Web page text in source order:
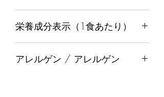
ン、ムオズアーエルルア、パセリ、玉
ル、塩、こしょう
栄養成分表示（1食あたり）
カロリー
アレルゲン / アレルゲン